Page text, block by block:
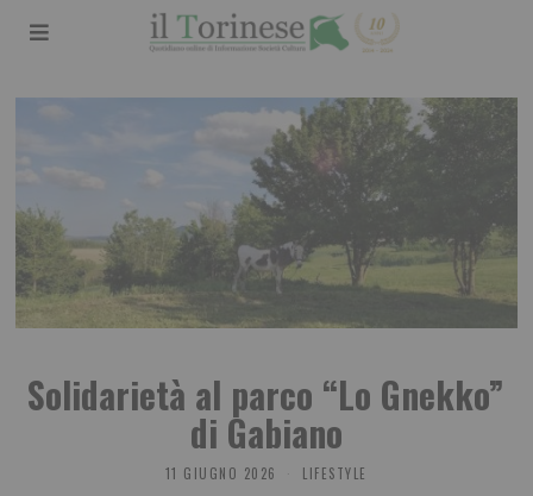
Solidarietà al parco “Lo Gnekko”
di Gabiano
11 GIUGNO 2026 LIFESTYLE